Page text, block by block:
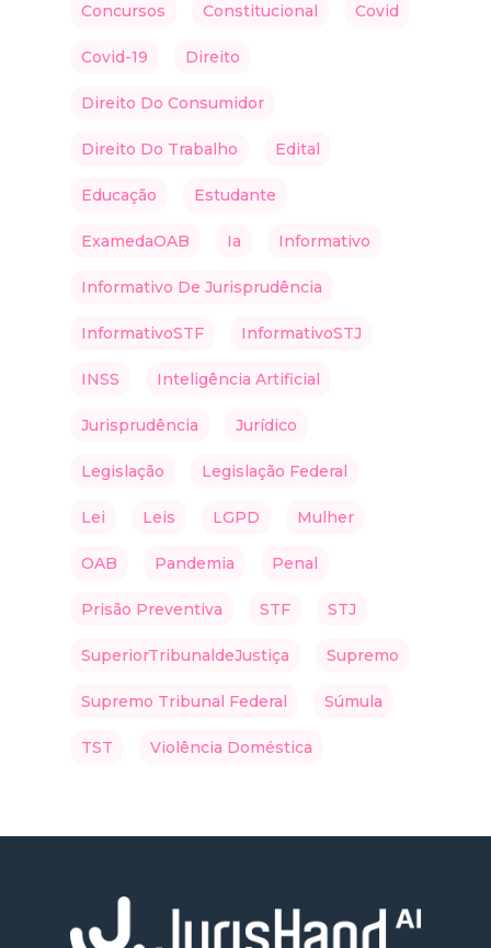
Concursos Constitucional Covid
Covid-19 Direito
Direito Do Consumidor
Direito Do Trabalho Edital
Educação Estudante
ExamedaOAB Ia Informativo
Informativo De Jurisprudência
InformativoSTF InformativoSTJ
INSS Inteligência Artificial
Jurisprudência Jurídico
Legislação Legislação Federal
Lei Leis LGPD Mulher
OAB Pandemia Penal
Prisão Preventiva STF STJ
SuperiorTribunaldeJustiça Supremo
Supremo Tribunal Federal Súmula
TST Violência Doméstica